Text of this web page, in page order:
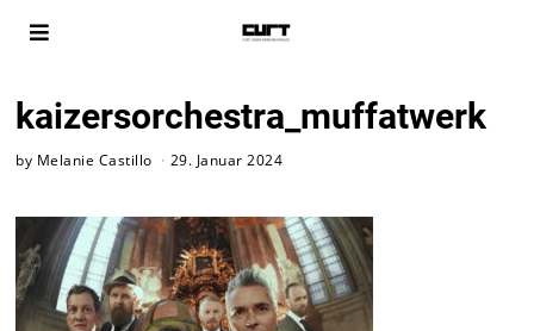
kaizersorchestra_muffatwerk
by Melanie Castillo 29. Januar 2024